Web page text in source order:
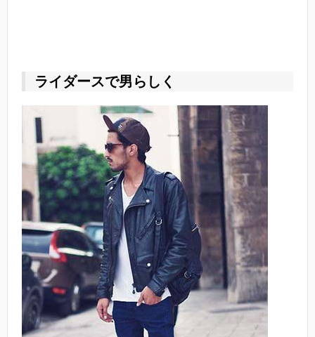
ライダースで男らしく